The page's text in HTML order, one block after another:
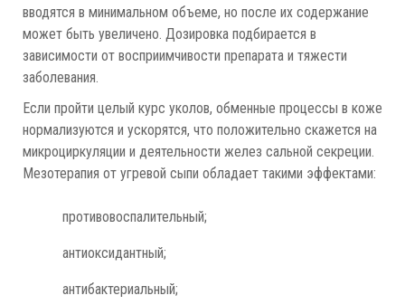
вводятся в минимальном объеме, но после их содержание
может быть увеличено. Дозировка подбирается в
зависимости от восприимчивости препарата и тяжести
заболевания.
Если пройти целый курс уколов, обменные процессы в коже
нормализуются и ускорятся, что положительно скажется на
микроциркуляции и деятельности желез сальной секреции.
Мезотерапия от угревой сыпи обладает такими эффектами:
противовоспалительный;
антиоксидантный;
антибактериальный;